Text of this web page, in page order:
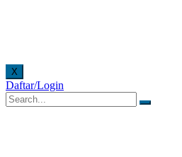
X
Daftar/Login